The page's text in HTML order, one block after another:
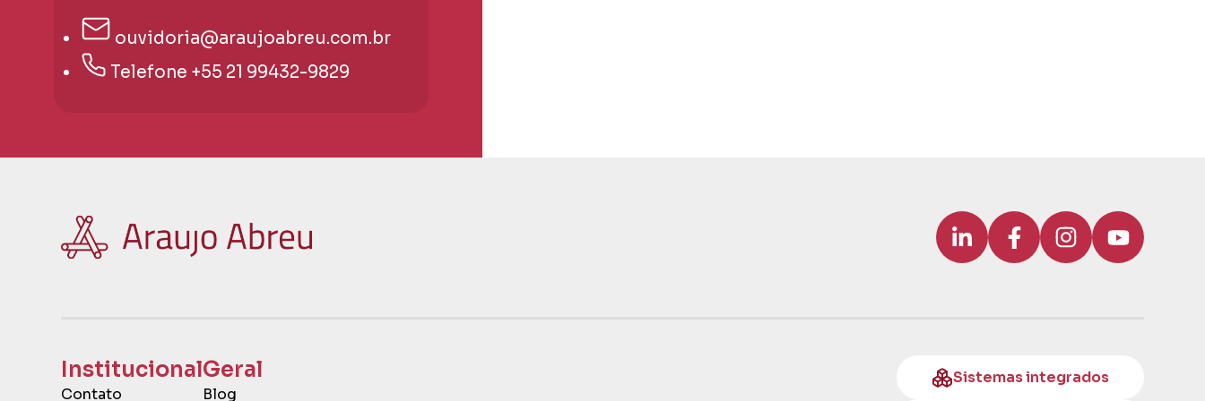
ouvidoria@araujoabreu.com.br
Telefone +55 21 99432-9829
Institucional
Contato
Geral
Blog
Sistemas integrados